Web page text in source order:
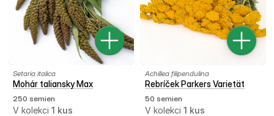
Setaria italica
Mohár taliansky Max
250 semien
V kolekci 1 kus
Achillea filipendulina
Rebríček Parkers Varietät
50 semien
V kolekci 1 kus